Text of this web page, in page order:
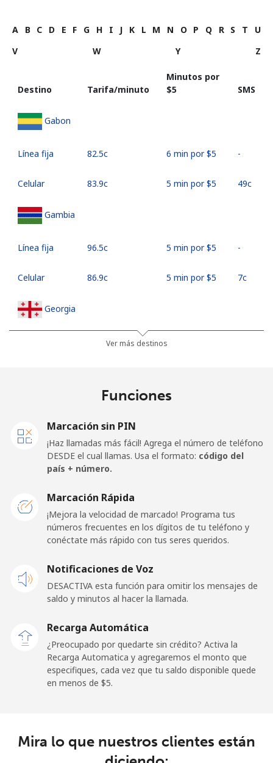
A B C D E F G H I J K L M N O P Q R S T
U
V
W Y Z
Destino Tarifa/minuto
Minutos por
⁦$5⁩
SMS
Gabon
Línea fija ⁦82.5c⁩ 6 min por ⁦$5⁩ -
Celular ⁦83.9c⁩ 5 min por ⁦$5⁩ ⁦49c⁩
Gambia
Línea fija ⁦96.5c⁩ 5 min por ⁦$5⁩ -
Celular ⁦86.9c⁩ 5 min por ⁦$5⁩ ⁦7c⁩
Georgia
⁦45.5c⁩
10 min por
Línea fija ⁦1.5c⁩
333 min por
⁦$5⁩
-
Ghana
Línea fija ⁦49.9c⁩
Gibraltar
Línea fija ⁦13.9c⁩
⁦$5⁩
Ver más destinos
Funciones
Marcación sin PIN
¡Haz llamadas más fácil! Agrega el número de teléfono
DESDE el cual llamas. Usa el formato: código del
país + número.
Marcación Rápida
¡Mejora la velocidad de marcado! Programa tus
números frecuentes en los dígitos de tu teléfono y
conéctate más rápido con tus seres queridos.
Notificaciones de Voz
DESACTIVA esta función para omitir los mensajes de
saldo y minutos al hacer la llamada.
Recarga Automática
¿Preocupado por quedarte sin crédito? Activa la
Recarga Automatica y agregaremos el monto que
especifiques, cada vez que tu saldo disponible quede
en menos de ⁦$5⁩.
Mira lo que nuestros clientes están